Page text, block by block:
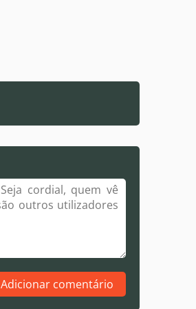
Adicionar comentário